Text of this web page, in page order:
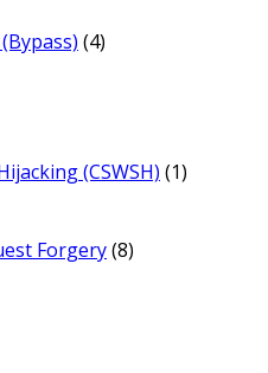
(4)
(CSWSH) (1)
Forgery(8)